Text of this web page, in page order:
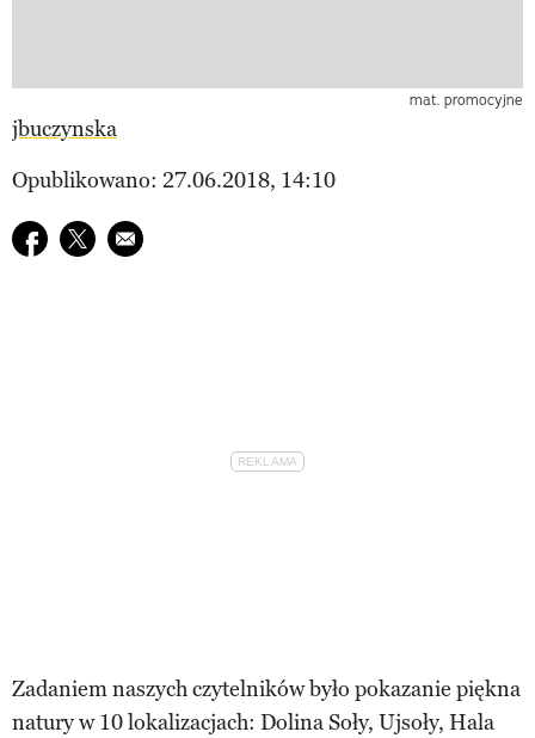
mat. promocyjne
jbuczynska
Opublikowano: 27.06.2018, 14:10
Udostępnij na facebook
Udostępnij na twitter
E-mail do przyjaciela
Zadaniem naszych czytelników było pokazanie piękna
natury w 10 lokalizacjach: Dolina Soły, Ujsoły, Hala